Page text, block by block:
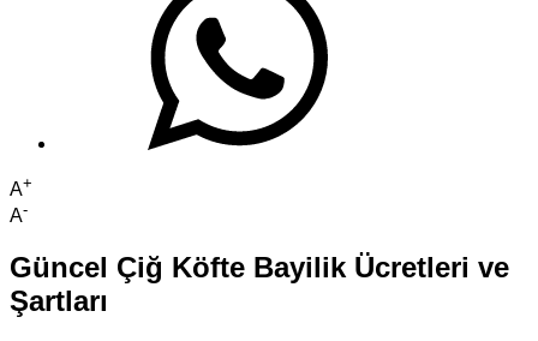
A+
A-
Güncel Çiğ Köfte Bayilik Ücretleri ve
Şartları